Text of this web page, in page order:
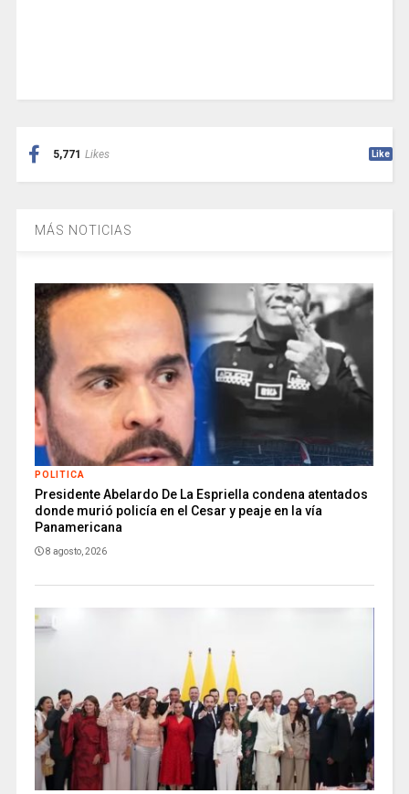
5,771 Likes Like
MÁS NOTICIAS
POLITICA
Presidente Abelardo De La Espriella condena atentados
donde murió policía en el Cesar y peaje en la vía
Panamericana
8 agosto, 2026